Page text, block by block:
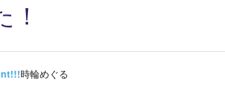
！
時輪めぐる